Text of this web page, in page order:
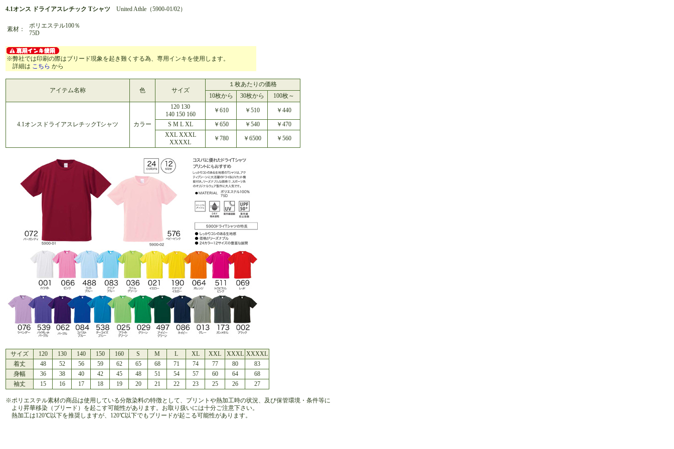
4.1オンス ドライアスレチック Tシャツ United Athle（5900-01/02）
素材：
ポリエステル100％
75D
※弊社では印刷の際はブリード現象を起き難くする為、専用インキを使用します。
詳細は こちら から
アイテム名称 色 サイズ
１枚あたりの価格
10枚から
30枚から 100枚～
4.1オンスドライアスレチックTシャツ カラー
120 130
140 150 160
￥610 ￥510
￥440
S M L XL
￥650 ￥540
￥470
XXL XXXL
XXXXL
￥780 ￥6500 ￥560
サイズ 120 130 140 150 160 S M L XL XXL XXXL XXXXL
着丈
48 52 56 59 62 65 68 71 74 77 80
83
身幅
36 38 40 42 45 48 51 54 57 60 64
68
袖丈
15 16 17 18 19 20 21 22 23 25 26 27
※ポリエステル素材の商品は使用している分散染料の特徴として、プリントや熱加工時の状況、及び保管環境・条件等に
より昇華移染（ブリード）を起こす可能性があります。お取り扱いには十分ご注意下さい。
熱加工は120℃以下を推奨しますが、120℃以下でもブリードが起こる可能性があります。